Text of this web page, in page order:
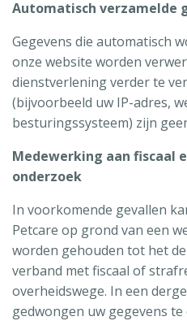
Automatisch verzamelde
Gegevens die automatisch
onze website worden
dienstverlening verder te
(bijvoorbeeld uw IP-adres,
besturingssysteem) zijn
Medewerking aan fiscaal
onderzoek
In voorkomende gevallen
Petcare op grond van een
worden gehouden tot het
verband met fiscaal of
overheidswege. In een
gedwongen uw gegevens